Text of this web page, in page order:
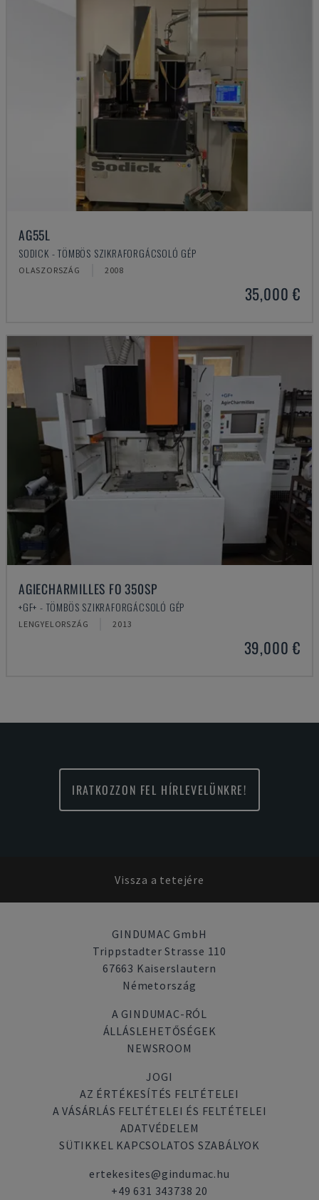
AG55L
SODICK - TÖMBÖS SZIKRAFORGÁCSOLÓ GÉP
OLASZORSZÁG 2008
35,000 €
AGIECHARMILLES FO 350SP
+GF+ - TÖMBÖS SZIKRAFORGÁCSOLÓ GÉP
LENGYELORSZÁG 2013
39,000 €
IRATKOZZON FEL HÍRLEVELÜNKRE!
Vissza a tetejére
GINDUMAC GmbH
Trippstadter Strasse 110
67663 Kaiserslautern
Németország
A GINDUMAC-RÓL
ÁLLÁSLEHETŐSÉGEK
NEWSROOM
JOGI
AZ ÉRTÉKESÍTÉS FELTÉTELEI
A VÁSÁRLÁS FELTÉTELEI ÉS FELTÉTELEI
ADATVÉDELEM
SÜTIKKEL KAPCSOLATOS SZABÁLYOK
ertekesites@gindumac.hu
+49 631 343738 20